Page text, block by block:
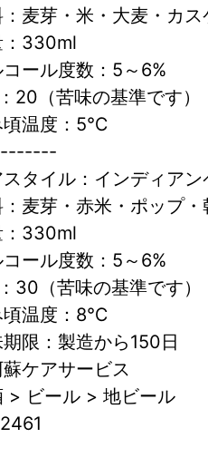
：麦芽・米・大麦・カ
：330ml
コール度数：5～6%
20（苦味の基準です）
頃温度：5℃
スタイル：インディア
：麦芽・赤米・ポップ・
：330ml
コール度数：5～6%
30（苦味の基準です）
頃温度：8℃
限：製造から150日
ケアサービス
> ビール > 地ビール